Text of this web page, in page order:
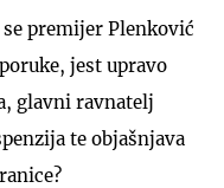
premijer Plenković
jest upravo
glavni ravnatelj
te objašnjava